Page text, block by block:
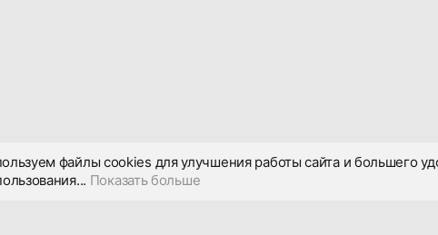
файлы cookies для улучшения работы сайта и большего
Показать больше